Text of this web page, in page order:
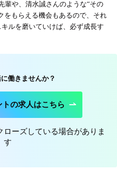
輩や、清水誠さんのような“その
をもらえる機会もあるので、それ
ルを磨いていけば、必ず成長す
働きませんか？
の求人はこちら
ーズしている場合がありま
す